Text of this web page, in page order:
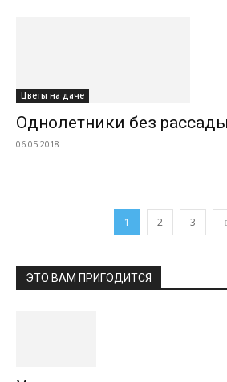
Цветы на даче
Однолетники без
06.05.2018
1 2 3
ЭТО ВАМ ПРИГОДИТСЯ